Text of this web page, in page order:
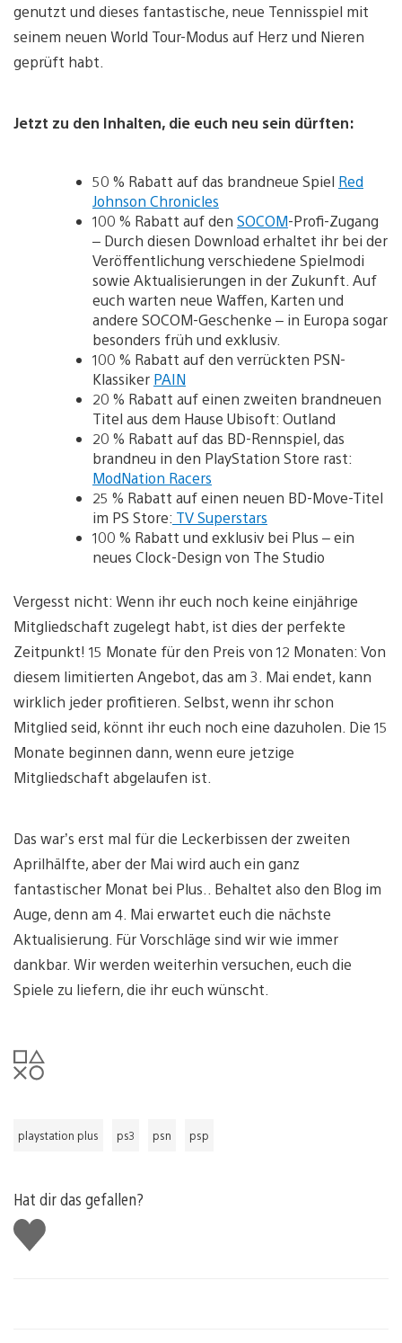
genutzt und dieses fantastische, neue Tennisspiel mit
seinem neuen World Tour-Modus auf Herz und Nieren
geprüft habt.
Jetzt zu den Inhalten, die euch neu sein dürften:
50 % Rabatt auf das brandneue Spiel Red
Johnson Chronicles
100 % Rabatt auf den SOCOM-Profi-Zugang
– Durch diesen Download erhaltet ihr bei der
Veröffentlichung verschiedene Spielmodi
sowie Aktualisierungen in der Zukunft. Auf
euch warten neue Waffen, Karten und
andere SOCOM-Geschenke – in Europa sogar
besonders früh und exklusiv.
100 % Rabatt auf den verrückten PSN-
Klassiker PAIN
20 % Rabatt auf einen zweiten brandneuen
Titel aus dem Hause Ubisoft: Outland
20 % Rabatt auf das BD-Rennspiel, das
brandneu in den PlayStation Store rast:
ModNation Racers
25 % Rabatt auf einen neuen BD-Move-Titel
im PS Store: TV Superstars
100 % Rabatt und exklusiv bei Plus – ein
neues Clock-Design von The Studio
Vergesst nicht: Wenn ihr euch noch keine einjährige
Mitgliedschaft zugelegt habt, ist dies der perfekte
Zeitpunkt! 15 Monate für den Preis von 12 Monaten: Von
diesem limitierten Angebot, das am 3. Mai endet, kann
wirklich jeder profitieren. Selbst, wenn ihr schon
Mitglied seid, könnt ihr euch noch eine dazuholen. Die 15
Monate beginnen dann, wenn eure jetzige
Mitgliedschaft abgelaufen ist.
Das war’s erst mal für die Leckerbissen der zweiten
Aprilhälfte, aber der Mai wird auch ein ganz
fantastischer Monat bei Plus.. Behaltet also den Blog im
Auge, denn am 4. Mai erwartet euch die nächste
Aktualisierung. Für Vorschläge sind wir wie immer
dankbar. Wir werden weiterhin versuchen, euch die
Spiele zu liefern, die ihr euch wünscht.
playstation plus ps3 psn psp
Hat dir das gefallen?
Gefällt
mir